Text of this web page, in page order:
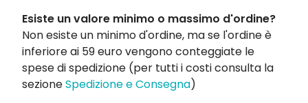
Esiste un valore minimo o massimo d'ordine?
Non esiste un minimo d'ordine, ma se l'ordine è
inferiore ai 59 euro vengono conteggiate le
spese di spedizione (per tutti i costi consulta la
sezioneSpedizione e Consegna)